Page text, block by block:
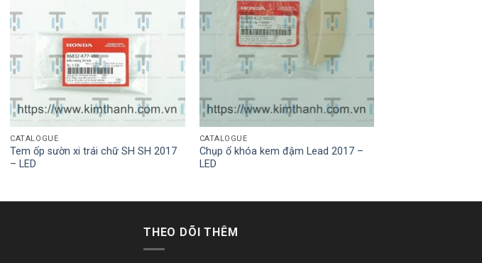
CATALOGUE
Tem ốp sườn xi trái chữ SH SH 2017
– LED
CATALOGUE
Chụp ổ khóa kem đậm Lead 2017 –
LED
THEO DÕI THÊM